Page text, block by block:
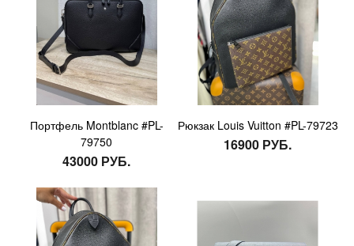
Портфель Montblanc #PL-
79750
43000 РУБ.
Рюкзак Louis Vuitton #PL-79723
16900 РУБ.